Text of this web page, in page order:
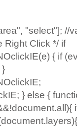
"select"]; //
Right Click */ if
{ if
}
} else {